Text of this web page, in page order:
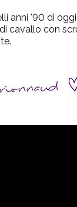
anni '90 di
cavallo con